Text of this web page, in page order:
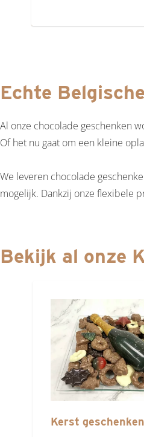
Echte
Al onze chocolade geschenken
Of het nu gaat om een kleine
We leveren chocolade
mogelijk. Dankzij onze flexibele
Bekijk al onze
Kerst geschenken